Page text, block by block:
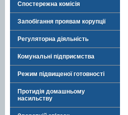
Спостережна комісія
Запобігання проявам корупції
Регуляторна діяльність
Комунальні підприємства
Режим підвищеної готовності
Протидія домашньому
насильству